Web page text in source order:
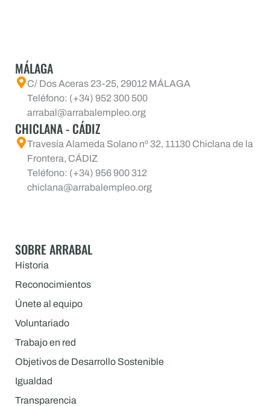
MÁLAGA
C/ Dos Aceras 23-25, 29012 MÁLAGA
Teléfono: (+34) 952 300 500
arrabal@arrabalempleo.org
CHICLANA - CÁDIZ
Travesía Alameda Solano nº 32, 11130 Chiclana de la
Frontera, CÁDIZ
Teléfono: (+34) 956 900 312
chiclana@arrabalempleo.org
SOBRE ARRABAL
Historia
Reconocimientos
Únete al equipo
Voluntariado
Trabajo en red
Objetivos de Desarrollo Sostenible
Igualdad
Transparencia